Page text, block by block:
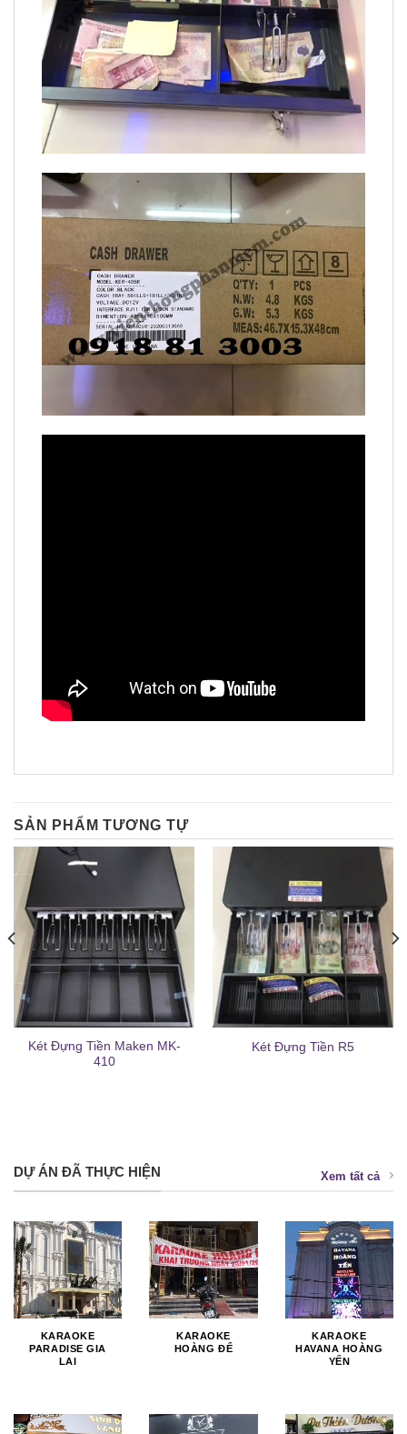
SẢN PHẨM TƯƠNG TỰ
Két Đựng Tiền Maken MK-
410
Két Đựng Tiền R5
DỰ ÁN ĐÃ THỰC HIỆN Xem tất cả
KARAOKE
PARADISE GIA
LAI
KARAOKE
HOÀNG ĐẾ
KARAOKE
HAVANA HOÀNG
YẾN